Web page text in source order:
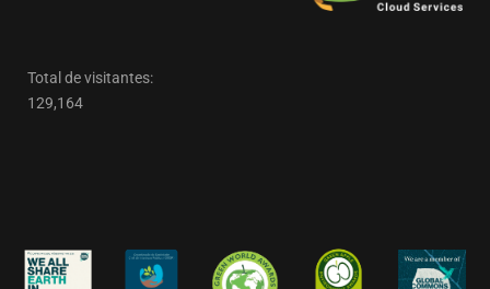
Total de visitantes:
129,164